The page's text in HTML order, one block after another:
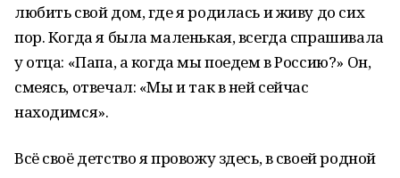
любить свой дом, где я родилась и живу до сих
пор. Когда я была маленькая, всегда спрашивала
у отца: «Папа, а когда мы поедем в Россию?» Он,
смеясь, отвечал: «Мы и так в ней сейчас
находимся».
Всё своё детство я провожу здесь, в своей родной